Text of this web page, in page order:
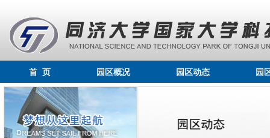
首 页 园区概况 园区动态 园